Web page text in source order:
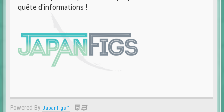
quête d'informations !
Powered By JapanFigs™ -